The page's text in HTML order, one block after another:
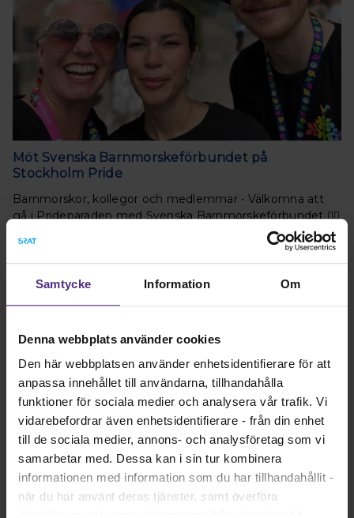
Samtycke Information Om
Denna webbplats använder cookies
Den här webbplatsen använder enhetsidentifierare för att
anpassa innehållet till användarna, tillhandahålla
funktioner för sociala medier och analysera vår trafik. Vi
vidarebefordrar även enhetsidentifierare - från din enhet
till de sociala medier, annons- och analysföretag som vi
samarbetar med. Dessa kan i sin tur kombinera
informationen med information som du har tillhandahållit -
när du har använt deras tjänster, samt överföra
Möt Svenska Barnmorskeförbundet på
Stockholm Pride
Barnmorskor, kollegor och medlemmar • Välkomna att
gå i Prideparaden med Svenska Barnmorskeförbundet 🏳️‍🌈
Ett stort och varmt grattis på 140-årsdagen
Med stolthet och största glädje gratulerar jag oss
barnmorskor till att vår organisation, Svenska